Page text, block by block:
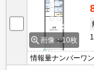
画像：10枚
情報量ナンバーワ